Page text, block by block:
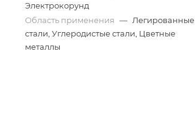
Электрокорунд
Область применения — Легированные
стали, Углеродистые стали, Цветные
металлы